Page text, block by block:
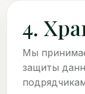
4.
Мы
защиты